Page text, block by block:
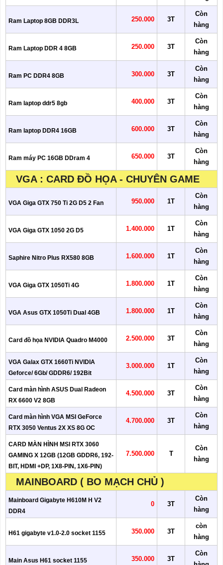
Ram Laptop 8GB DDR3L 250.000 3T
Còn
hàng
Ram Laptop DDR 4 8GB 250.000 3T
Còn
hàng
Ram PC DDR4 8GB 300.000 3T
Còn
hàng
Ram laptop ddr5 8gb 400.000 3T
Còn
hàng
Ram laptop DDR4 16GB 600.000 3T
Còn
hàng
Ram máy PC 16GB DDram 4 650.000 3T
Còn
hàng
VGA : CARD ĐỒ HỌA - CHUYÊN GAME
VGA Giga GTX 750 Ti 2G D5 2 Fan 950.000 1T
Còn
hàng
VGA Giga GTX 1050 2G D5 1.400.000 1T
Còn
hàng
Saphire Nitro Plus RX580 8GB 1.600.000 1T
Còn
hàng
VGA Giga GTX 1050Ti 4G 1.800.000 1T
Còn
hàng
VGA Asus GTX 1050Ti Dual 4GB 1.800.000 1T
Còn
hàng
Card đồ họa NVIDIA Quadro M4000 2.500.000 3T
Còn
hàng
VGA Galax GTX 1660Ti NVIDIA
Geforce/ 6Gb/ GDDR6/ 192Bit
3.000.000 1T
Còn
hàng
Card màn hình ASUS Dual Radeon
RX 6600 V2 8GB
4.500.000 3T
Còn
hàng
Card màn hình VGA MSI GeForce
RTX 3050 Ventus 2X XS 8G OC
4.700.000 3T
Còn
hàng
CARD MÀN HÌNH MSI RTX 3060
GAMING X 12GB (12GB GDDR6, 192-
BIT, HDMI +DP, 1X8-PIN, 1X6-PIN)
7.500.000 T
Còn
hàng
MAINBOARD ( BO MẠCH CHỦ )
Mainboard Gigabyte H610M H V2
DDR4
0 3T
Còn
hàng
H61 gigabyte v1.0-2.0 socket 1155 350.000 3T
còn
hàng
Main Asus H61 socket 1155 350.000 3T
Còn